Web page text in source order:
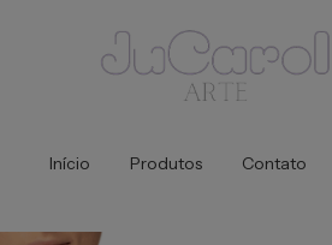
Início Produtos Contato